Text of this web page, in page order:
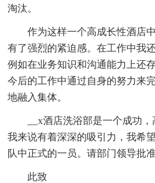
淘汰。
作为这样一个高成长性酒店
有了强烈的紧迫感。在工作中我
例如在业务知识和沟通能力上还
今后的工作中通过自身的努力来
地融入集体。
__x酒店洗浴部是一个成功
我来说有着深深的吸引力，我希
队中正式的一员。请部门领导批
此致